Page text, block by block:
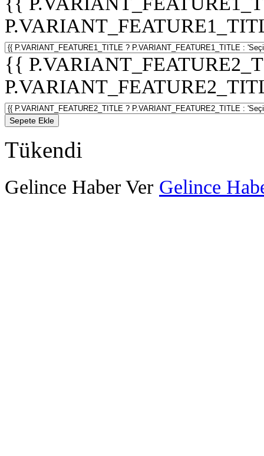
{{
Sepete Ekle
Tükendi
Gelince Haber Ver Gelince